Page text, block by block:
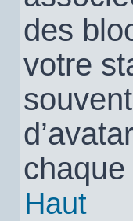
des
votre
Haut